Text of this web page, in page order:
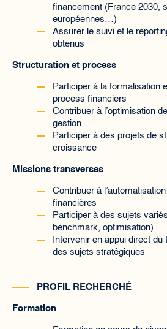
financement (France 2030,
européennes…)
Assurer le suivi et le
obtenus
Structuration et process
Participer à la formalisation
process financiers
Contribuer à l’optimisation
gestion
Participer à des projets de
croissance
Missions transverses
Contribuer à
financières
Participer à des sujets
benchmark, optimisation)
Intervenir en appui direct
des sujets stratégiques
PROFIL RECHERCHÉ
Formation